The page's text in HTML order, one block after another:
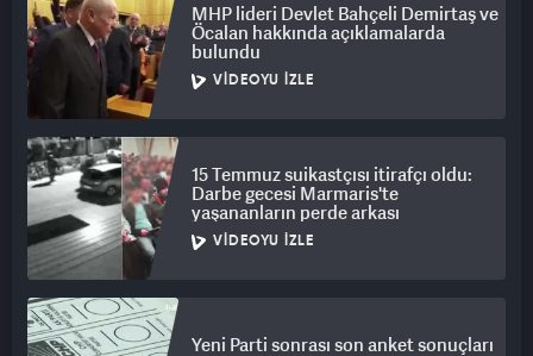
MHP lideri Devlet Bahçeli Demirtaş ve
Öcalan hakkında açıklamalarda
bulundu
VIDEOYU İZLE
15 Temmuz suikastçısı itirafçı oldu:
Darbe gecesi Marmaris'te
yaşananların perde arkası
VIDEOYU İZLE
Yeni Parti sonrası son anket sonuçları